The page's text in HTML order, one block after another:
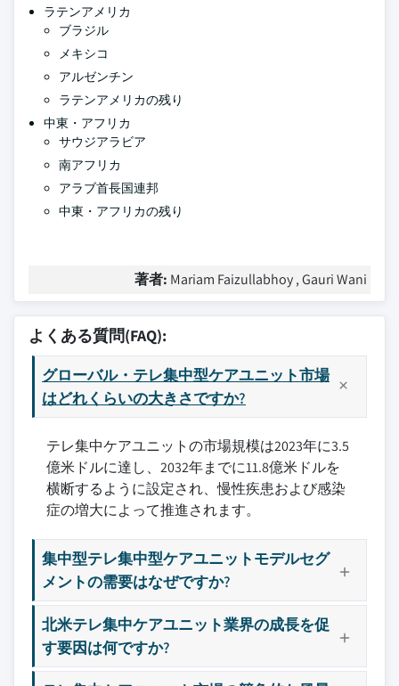
ラテンアメリカ
ブラジル
メキシコ
アルゼンチン
ラテンアメリカの残り
中東・アフリカ
サウジアラビア
南アフリカ
アラブ首長国連邦
中東・アフリカの残り
著者: Mariam Faizullabhoy , Gauri Wani
よくある質問(FAQ):
グローバル・テレ集中型ケアユニット市場
はどれくらいの大きさですか?
テレ集中ケアユニットの市場規模は2023年に3.5
億米ドルに達し、2032年までに11.8億米ドルを
横断するように設定され、慢性疾患および感染
症の増大によって推進されます。
集中型テレ集中型ケアユニットモデルセグ
メントの需要はなぜですか?
北米テレ集中ケアユニット業界の成長を促
す要因は何ですか?